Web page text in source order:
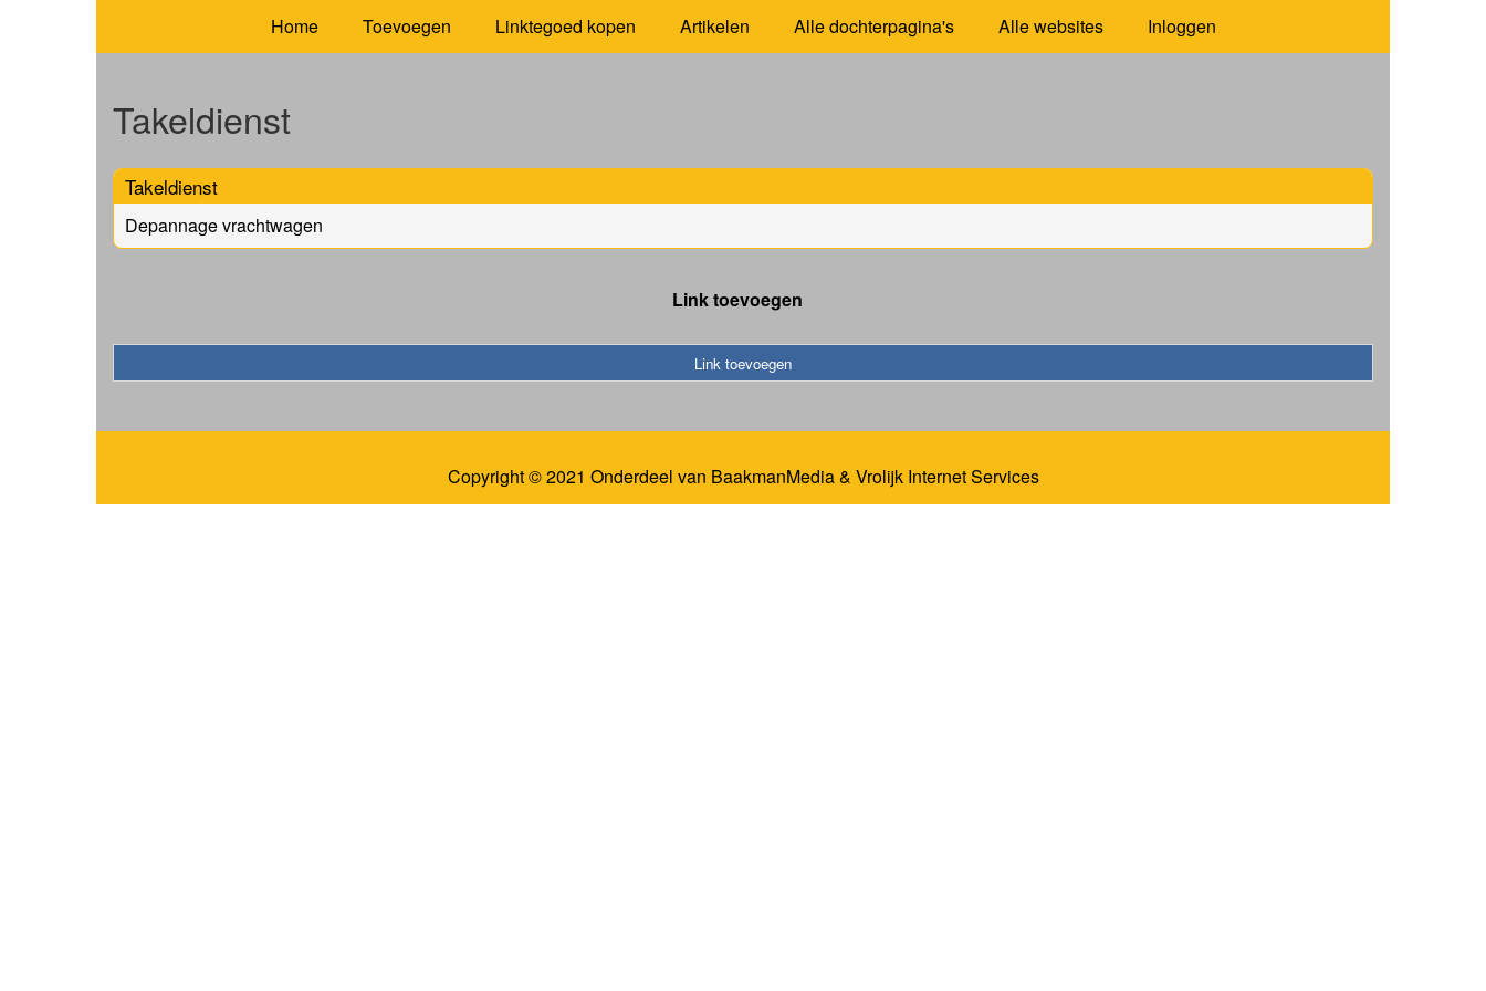
Home Toevoegen Linktegoed kopen Artikelen Alle dochterpagina's Alle websites Inloggen
Takeldienst
Takeldienst
Depannage vrachtwagen
Link toevoegen
Link toevoegen
Copyright © 2021 Onderdeel van BaakmanMedia& Vrolijk Internet Services